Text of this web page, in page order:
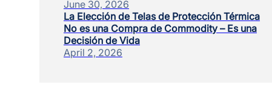
June 30, 2026
La Elección de Telas de Protección Térmica
No es una Compra de Commodity – Es una
Decisión de Vida
April 2, 2026